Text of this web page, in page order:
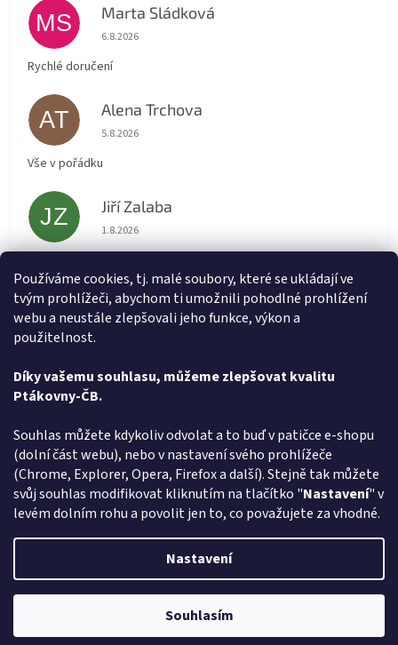
Používáme cookies, tj. malé soubory, které se ukládají ve
tvým prohlížeči, abychom ti umožnili pohodlné prohlížení
webu a neustále zlepšovali jeho funkce, výkon a
použitelnost.
Díky vašemu souhlasu, můžeme zlepšovat kvalitu
Ptákovny-ČB.
Souhlas můžete kdykoliv odvolat a to buď v patičce e-shopu
(dolní část webu), nebo v nastavení svého prohlížeče
(Chrome, Explorer, Opera, Firefox a další). Stejně tak můžete
svůj souhlas modifikovat kliknutím na tlačítko "Nastavení" v
levém dolním rohu a povolit jen to, co považujete za vhodné.
Nastavení
Souhlasím
MS Marta Sládková
Hodnocení obchodu je 5 z 5 hvězdiček.
6.8.2026
Rychlé doručení
AT Alena Trchova
Hodnocení obchodu je 5 z 5 hvězdiček.
5.8.2026
Vše v pořádku
JZ Jiří Zalaba
Hodnocení obchodu je 5 z 5 hvězdiček.
1.8.2026
L Lída
Hodnocení obchodu je 5 z 5 hvězdiček.
31.7.2026
Způsob ověřování recenzí
Copyright 2026Ptákoviny-CB. Všechna práva vyhrazena.Upravit
nastavení cookies